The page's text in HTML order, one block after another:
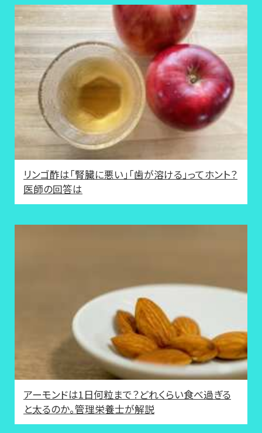
リンゴ酢は「腎臓に悪い」「歯が溶ける」ってホント？
医師の回答は
アーモンドは1日何粒まで？どれくらい食べ過ぎる
と太るのか。管理栄養士が解説